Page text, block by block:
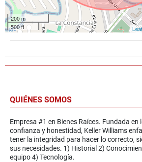
200 m
500 ft
QUIÉNES SOMOS
Empresa #1 en Bienes Raíces. Fundada en
confianza y honestidad, Keller Williams
tener la integridad para hacer lo correcto,
sus necesidades. 1) Historial 2)
equipo 4) Tecnología.